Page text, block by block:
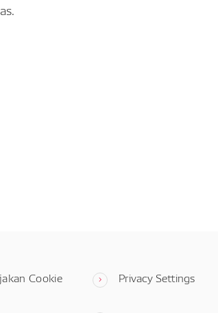
Cookie Privacy Settings